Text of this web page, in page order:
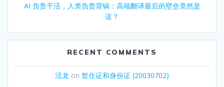
AI 负责干活，人类负责背锅：高端翻译最后的壁垒竟然是
这？
RECENT COMMENTS
活龙 on 暂住证和身份证 (20030702)